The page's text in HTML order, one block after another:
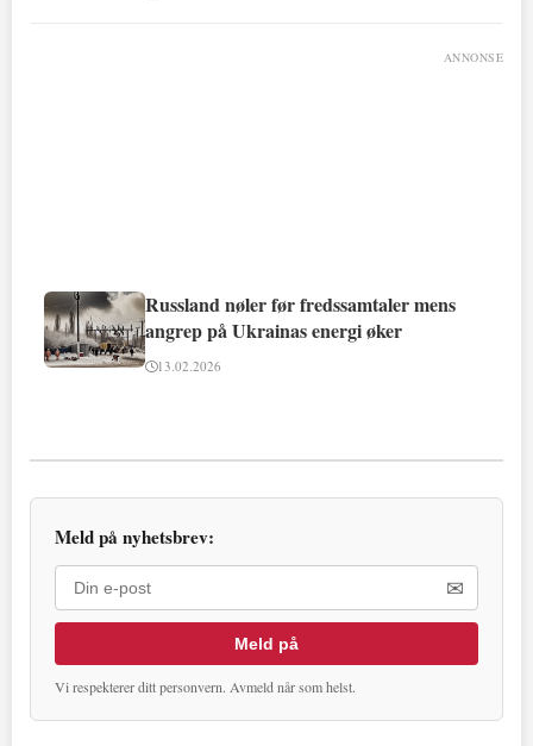
ANNONSE
Russland nøler før fredssamtaler mens
angrep på Ukrainas energi øker
13.02.2026
Meld på nyhetsbrev:
✉
Meld på
Vi respekterer ditt personvern. Avmeld når som helst.